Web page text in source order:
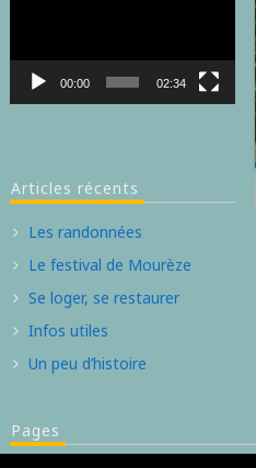
00:00 02:34
Articles récents
Les randonnées
Le festival de Mourèze
Se loger, se restaurer
Infos utiles
Un peu d’histoire
Pages